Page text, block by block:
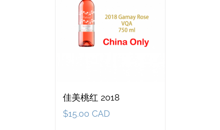
佳美桃红 2018
$15.00 CAD